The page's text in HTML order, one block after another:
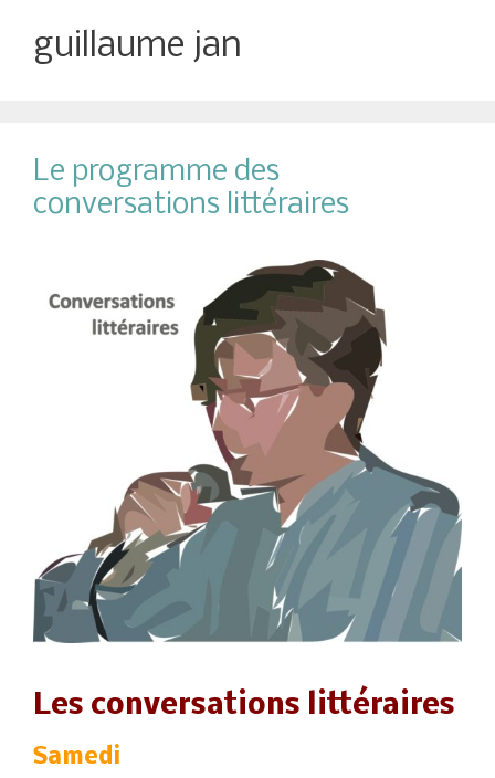
guillaume jan
Le programme des
conversations littéraires
Les conversations littéraires
Samedi